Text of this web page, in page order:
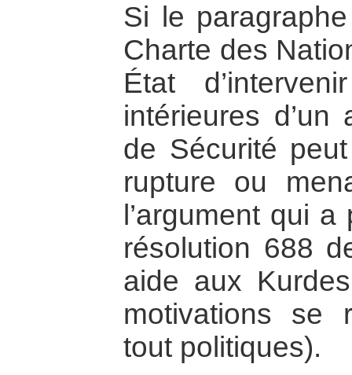
Si le
Charte des
État
intérieures
de Sécurité
rupture ou
l’argument qui
résolution 688
aide aux
motivations se
tout politiques).